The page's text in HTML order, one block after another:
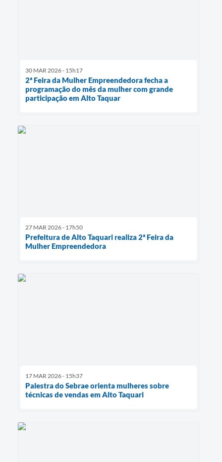
30 MAR 2026 - 15h17
2ª Feira da Mulher Empreendedora fecha a
programação do mês da mulher com grande
participação em Alto Taquar
27 MAR 2026 - 17h50
Prefeitura de Alto Taquari realiza 2ª Feira da
Mulher Empreendedora
17 MAR 2026 - 15h37
Palestra do Sebrae orienta mulheres sobre
técnicas de vendas em Alto Taquari